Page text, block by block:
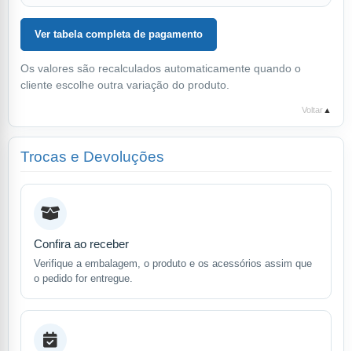
Ver tabela completa de pagamento
Os valores são recalculados automaticamente quando o
cliente escolhe outra variação do produto.
Voltar ▲
Trocas e Devoluções
Confira ao receber
Verifique a embalagem, o produto e os acessórios assim que
o pedido for entregue.